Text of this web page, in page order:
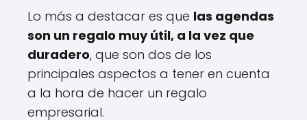
Lo más a destacar es que las agendas
son un regalo muy útil, a la vez que
duradero, que son dos de los
principales aspectos a tener en cuenta
a la hora de hacer un regalo
empresarial.